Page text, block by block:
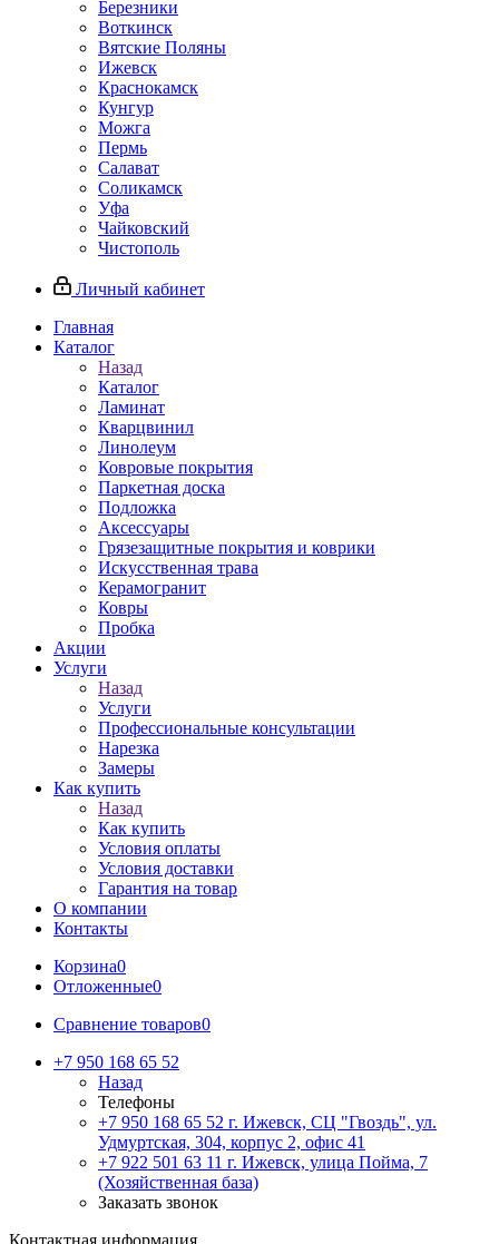
Березники
Воткинск
Вятские Поляны
Ижевск
Краснокамск
Кунгур
Можга
Пермь
Салават
Соликамск
Уфа
Чайковский
Чистополь
Личный кабинет
Главная
Каталог
Назад
Каталог
Ламинат
Кварцвинил
Линолеум
Ковровые покрытия
Паркетная доска
Подложка
Аксессуары
Грязезащитные покрытия и коврики
Искусственная трава
Керамогранит
Ковры
Пробка
Акции
Услуги
Назад
Услуги
Профессиональные консультации
Нарезка
Замеры
Как купить
Назад
Как купить
Условия оплаты
Условия доставки
Гарантия на товар
О компании
Контакты
Корзина0
Отложенные0
Сравнение товаров0
+7 950 168 65 52
Назад
Телефоны
+7 950 168 65 52 г. Ижевск, СЦ "Гвоздь", ул.
Удмуртская, 304, корпус 2, офис 41
+7 922 501 63 11 г. Ижевск, улица Пойма, 7
(Хозяйственная база)
Заказать звонок
Контактная информация